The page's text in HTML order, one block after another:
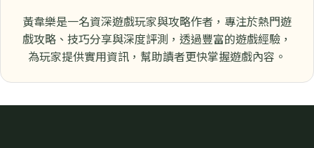
黃韋樂是一名資深遊戲玩家與攻略作者，專注於熱門遊
戲攻略、技巧分享與深度評測，透過豐富的遊戲經驗，
為玩家提供實用資訊，幫助讀者更快掌握遊戲內容。